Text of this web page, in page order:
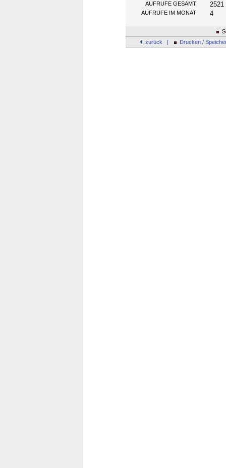
AUFRUFE GESAMT 2521
AUFRUFE IM MONAT 4
zurück |
Drucken /